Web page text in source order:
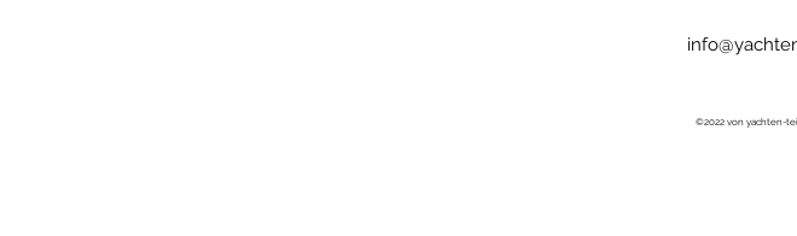
©2022 von yachten-